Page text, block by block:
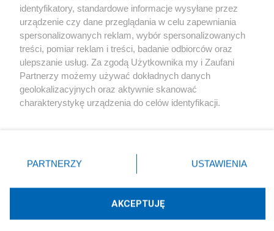
Kultura
X Facebook Instagram Youtube
Technologię dostarcza:W3media.pl
identyfikatory, standardowe informacje wysyłane przez
urządzenie czy dane przeglądania w celu zapewniania
spersonalizowanych reklam, wybór spersonalizowanych
treści, pomiar reklam i treści, badanie odbiorców oraz
ulepszanie usług. Za zgodą Użytkownika my i Zaufani
Partnerzy możemy używać dokładnych danych
geolokalizacyjnych oraz aktywnie skanować
charakterystykę urządzenia do celów identyfikacji.
zmienić/wycofać klikając przycisk ustawień prywatności
znajdujący się w lewym dolnym rogu strony
rodzaje przetwarzania danych nie wymagają zgody
użytkownika, ale masz prawo sprzeciwić się takiemu
przetwarzaniu. Preferencje będą miały zastosowania tylko
PARTNERZY USTAWIENIA
AKCEPTUJĘ